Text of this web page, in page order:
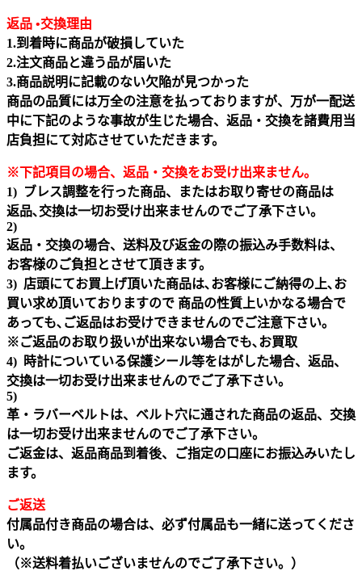
返品 •交換理由
1.到着時に商品が破損していた
2.注文商品と違う品が届いた
3.商品説明に記載のない欠陥が見つかった
商品の品質には万全の注意を払っておりますが、万が一配送
中に下記のような事故が生じた場合、返品・交換を諸費用当
店負担にて対応させていただきます。
※下記項目の場合、返品・交換をお受け出来ません｡
1) ブレス調整を行った商品、またはお取り寄せの商品は
返品､交換は一切お受け出来ませんのでご了承下さい。
2)
返品・交換の場合、送料及び返金の際の振込み手数料は、
お客様のご負担とさせて頂きます。
3) 店頭にてお買上げ頂いた商品は､お客様にご納得の上､お
買い求め頂いておりますので 商品の性質上いかなる場合で
あっても､ご返品はお受けできませんのでご注意下さい｡
※ご返品のお取り扱いが出来ない場合でも､お買取
4) 時計についている保護シール等をはがした場合、返品、
交換は一切お受け出来ませんのでご了承下さい。
5)
革・ラバーベルトは、ベルト穴に通された商品の返品、交換
は一切お受け出来ませんのでご了承下さい。
ご返金は、返品商品到着後、ご指定の口座にお振込みいたし
ます。
ご返送
付属品付き商品の場合は、必ず付属品も一緒に送ってくださ
い。
（※送料着払いございませんのでご了承下さい。）